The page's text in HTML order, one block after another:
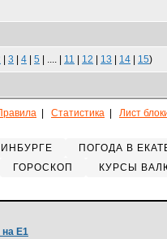
3 4 5 | .... | 11 12 13 14 15)
Статистика Лист
ПОГОДА В
ГОРОСКОП КУРСЫ
на Е1